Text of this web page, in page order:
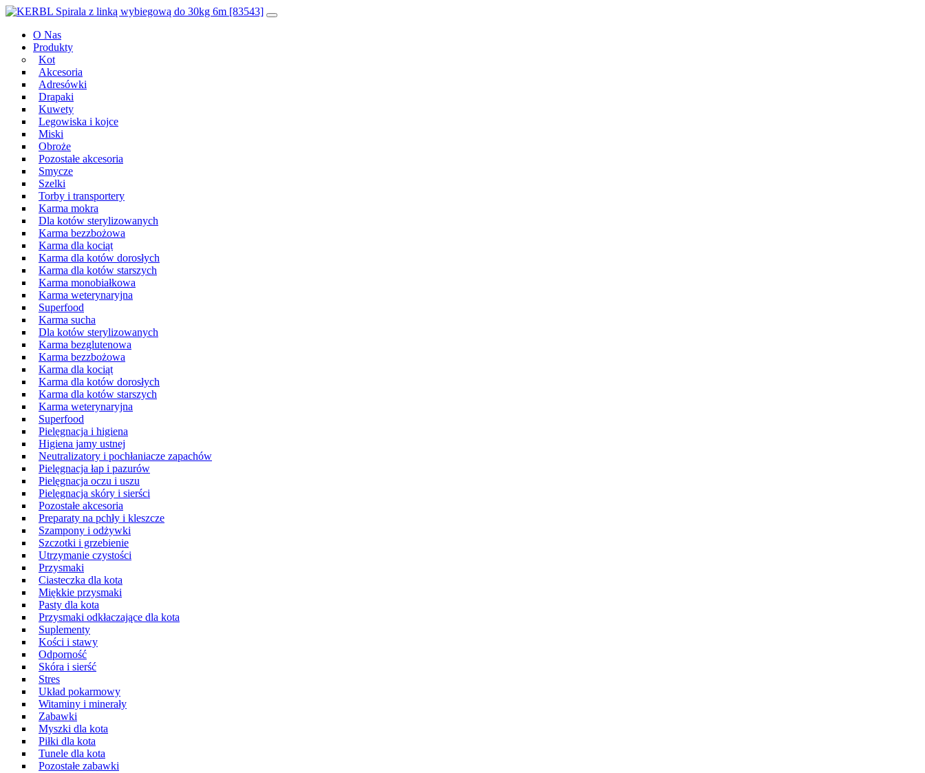
Przeskocz
treści
Main
Navigation
O Nas
Produkty
Kot
Akcesoria
Adresówki
Drapaki
Kuwety
Legowiska i kojce
Miski
Obroże
Pozostałe akcesoria
Smycze
Szelki
Torby i transportery
Karma mokra
Dla kotów sterylizowanych
Karma bezzbożowa
Karma dla kociąt
Karma dla kotów dorosłych
Karma dla kotów starszych
Karma monobiałkowa
Karma weterynaryjna
Superfood
Karma sucha
Dla kotów sterylizowanych
Karma bezglutenowa
Karma bezzbożowa
Karma dla kociąt
Karma dla kotów dorosłych
Karma dla kotów starszych
Karma weterynaryjna
Superfood
Pielęgnacja i higiena
Higiena jamy ustnej
Neutralizatory i pochłaniacze zapachów
Pielęgnacja łap i pazurów
Pielęgnacja oczu i uszu
Pielęgnacja skóry i sierści
Pozostałe akcesoria
Preparaty na pchły i kleszcze
Szampony i odżywki
Szczotki i grzebienie
Utrzymanie czystości
Przysmaki
Ciasteczka dla kota
Miękkie przysmaki
Pasty dla kota
Przysmaki odkłaczające dla kota
Suplementy
Kości i stawy
Odporność
Skóra i sierść
Stres
Układ pokarmowy
Witaminy i minerały
Zabawki
Myszki dla kota
Piłki dla kota
Tunele dla kota
Pozostałe zabawki